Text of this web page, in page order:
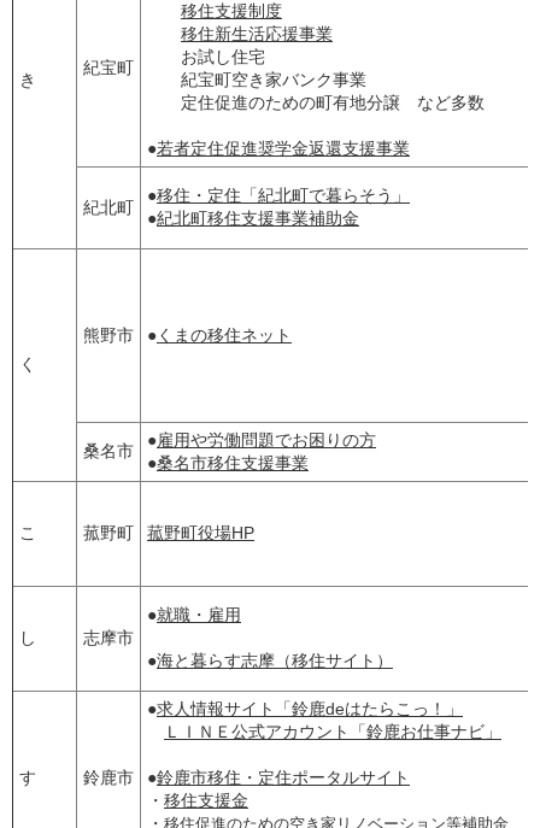
き
紀宝町
移住支援制度
移住新生活応援事業
お試し住宅
紀宝町空き家バンク事業
定住促進のための町有地分譲 など多数
●若者定住促進奨学金返還支援事業
紀北町
●移住・定住「紀北町で暮らそう」
●紀北町移住支援事業補助金
く
熊野市 ●くまの移住ネット
桑名市
●雇用や労働問題でお困りの方
●桑名市移住支援事業
こ 菰野町 菰野町役場HP
し 志摩市
●就職・雇用
●海と暮らす志摩（移住サイト）
す 鈴鹿市
●求人情報サイト「鈴鹿deはたらこっ！」
ＬＩＮＥ公式アカウント「鈴鹿お仕事ナビ」
●鈴鹿市移住・定住ポータルサイト
・ 移住支援金
・ 移住促進のための空き家リノベーション等補助金